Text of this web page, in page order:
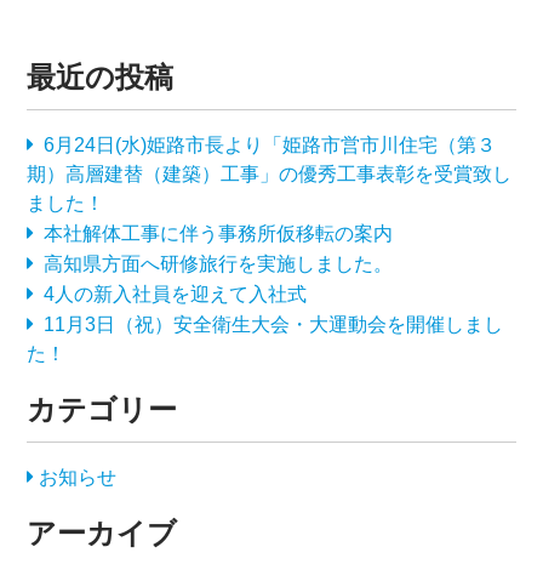
最近の投稿
6月24日(水)姫路市長より「姫路市営市川住宅（第３
期）高層建替（建築）工事」の優秀工事表彰を受賞致し
ました！
本社解体工事に伴う事務所仮移転の案内
高知県方面へ研修旅行を実施しました。
4人の新入社員を迎えて入社式
11月3日（祝）安全衛生大会・大運動会を開催しまし
た！
カテゴリー
お知らせ
アーカイブ